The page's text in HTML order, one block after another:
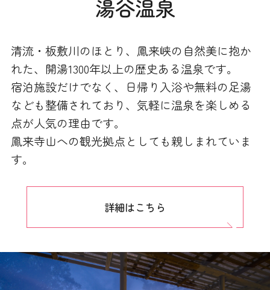
湯谷温泉
清流・板敷川のほとり、鳳来峡の自然美に抱か
れた、開湯1300年以上の歴史ある温泉です。
宿泊施設だけでなく、日帰り入浴や無料の足湯
なども整備されており、気軽に温泉を楽しめる
点が人気の理由です。
鳳来寺山への観光拠点としても親しまれていま
す。
詳細はこちら